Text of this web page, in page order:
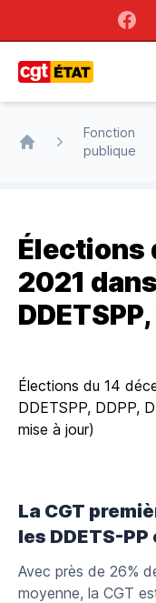
Fonction
publique
Élections
2021
Élections du 14
DDETSPP, DDPP,
mise à jour)
La CGT
les DDETS-PP
Avec près de 26%
moyenne, la CGT